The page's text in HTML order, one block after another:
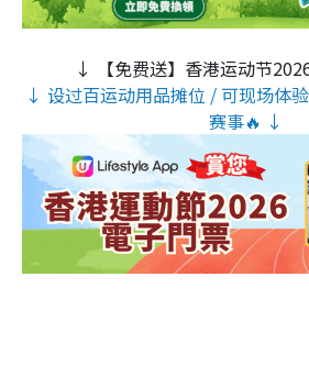
↓ 【免费送】香港运动节
↓ 设过百运动用品摊位 / 可现场体
赛事🔥 ↓